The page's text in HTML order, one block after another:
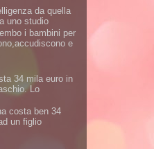
da quella
uno studio
i bambini per
e
34 mila euro in
Lo
costa ben 34
un figlio